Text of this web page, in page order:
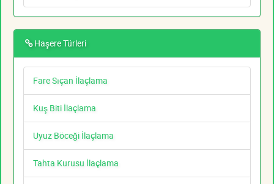
Haşere Türleri
Fare Sıçan İlaçlama
Kuş Biti İlaçlama
Uyuz Böceği İlaçlama
Tahta Kurusu İlaçlama